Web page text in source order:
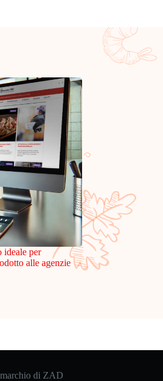
ideale per
alle agenzie
di ZAD